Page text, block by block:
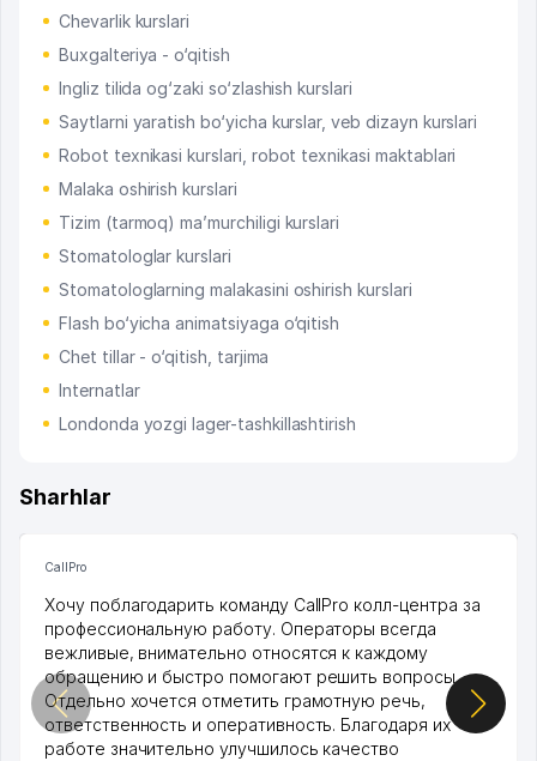
Chevarlik kurslari
Buxgalteriya - o‘qitish
Ingliz tilida og‘zaki so‘zlashish kurslari
Saytlarni yaratish bo‘yicha kurslar, veb dizayn kurslari
Robot texnikasi kurslari, robot texnikasi maktablari
Malaka oshirish kurslari
Tizim (tarmoq) ma’murchiligi kurslari
Stomatologlar kurslari
Stomatologlarning malakasini oshirish kurslari
Flash bo‘yicha animatsiyaga o‘qitish
Chet tillar - o‘qitish, tarjima
Internatlar
Londonda yozgi lager-tashkillashtirish
Sharhlar
CallPro
Хочу поблагодарить команду CallPro колл-центра за
профессиональную работу. Операторы всегда
вежливые, внимательно относятся к каждому
обращению и быстро помогают решить вопросы.
Отдельно хочется отметить грамотную речь,
ответственность и оперативность. Благодаря их
работе значительно улучшилось качество